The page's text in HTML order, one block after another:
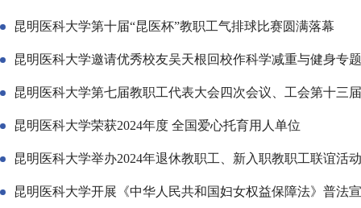
昆明医科大学第十届“昆医杯”教职工气排球比赛圆满落幕
昆明医科大学邀请优秀校友吴天根回校作科学减重与健身专
昆明医科大学第七届教职工代表大会四次会议、工会第十三
昆明医科大学荣获2024年度 全国爱心托育用人单位
昆明医科大学举办2024年退休教职工、新入职教职工联谊活动
昆明医科大学开展《中华人民共和国妇女权益保障法》普法